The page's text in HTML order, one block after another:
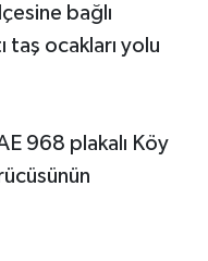
bağlı
taş ocakları yolu
968 plakalı Köy